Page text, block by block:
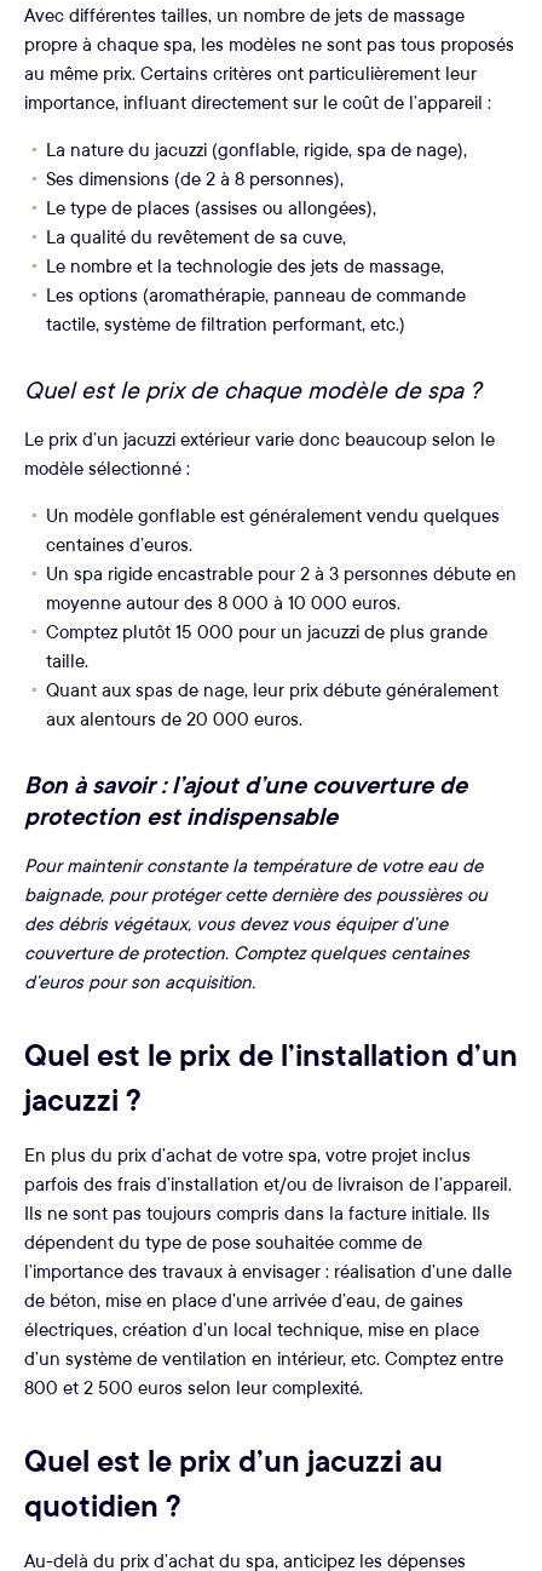
Avec différentes tailles, un nombre de jets de massage
propre à chaque spa, les modèles ne sont pas tous proposés
au même prix. Certains critères ont particulièrement leur
importance, influant directement sur le coût de l’appareil :
La nature du jacuzzi (gonflable, rigide, spa de nage),
Ses dimensions (de 2 à 8 personnes),
Le type de places (assises ou allongées),
La qualité du revêtement de sa cuve,
Le nombre et la technologie des jets de massage,
Les options (aromathérapie, panneau de commande
tactile, système de filtration performant, etc.)
Quel est le prix de chaque modèle de spa ?
Le prix d’un jacuzzi extérieur varie donc beaucoup selon le
modèle sélectionné :
Un modèle gonflable est généralement vendu quelques
centaines d’euros.
Un spa rigide encastrable pour 2 à 3 personnes débute en
moyenne autour des 8 000 à 10 000 euros.
Comptez plutôt 15 000 pour un jacuzzi de plus grande
taille.
Quant aux spas de nage, leur prix débute généralement
aux alentours de 20 000 euros.
Bon à savoir : l’ajout d’une couverture de
protection est indispensable
Pour maintenir constante la température de votre eau de
baignade, pour protéger cette dernière des poussières ou
des débris végétaux, vous devez vous équiper d’une
couverture de protection. Comptez quelques centaines
d’euros pour son acquisition.
Quel est le prix de l’installation d’un
jacuzzi ?
En plus du prix d’achat de votre spa, votre projet inclus
parfois des frais d’installation et/ou de livraison de l’appareil.
Ils ne sont pas toujours compris dans la facture initiale. Ils
dépendent du type de pose souhaitée comme de
l’importance des travaux à envisager : réalisation d’une dalle
de béton, mise en place d’une arrivée d’eau, de gaines
électriques, création d’un local technique, mise en place
d’un système de ventilation en intérieur, etc. Comptez entre
800 et 2 500 euros selon leur complexité.
Quel est le prix d’un jacuzzi au
quotidien ?
Au-delà du prix d’achat du spa, anticipez les dépenses